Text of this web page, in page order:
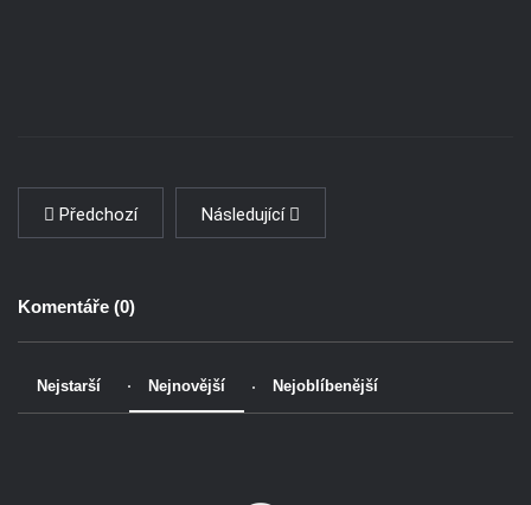
Předchozí Následující
Komentáře (0)
Nejstarší Nejnovější Nejoblíbenější